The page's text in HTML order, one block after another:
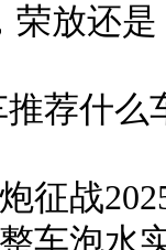
荣放还
荐什
征战
车泡水